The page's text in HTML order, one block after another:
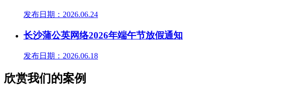
发布日期：2026.06.24
长沙蒲公英网络2026年端午节放假通知
发布日期：2026.06.18
欣赏我们的案例